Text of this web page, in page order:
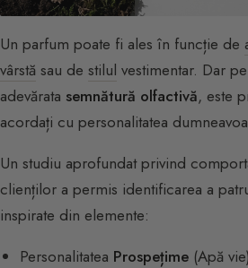
Un parfum poate fi ales în funcție de
vârstă sau de stilul vestimentar. Dar
adevărata semnătură olfactivă, este
acordați cu personalitatea
Un studiu aprofundat privind
clienților a permis identificarea a
inspirate din elemente:
Personalitatea Prospețime (Apă vie)